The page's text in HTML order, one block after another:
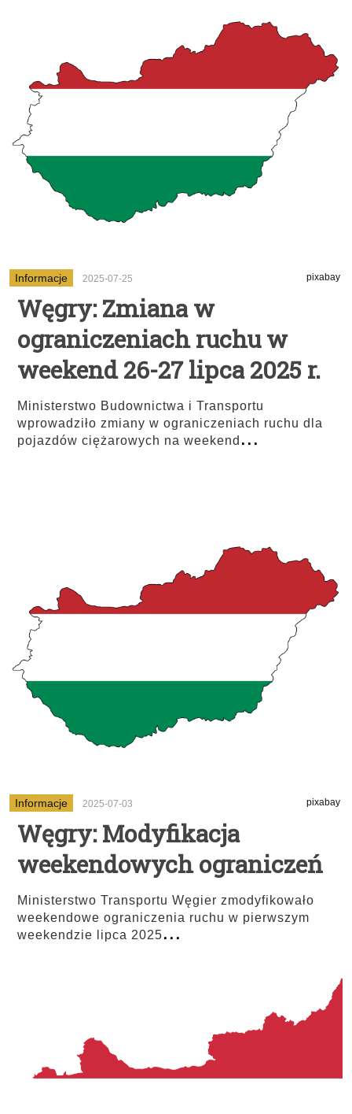
Informacje 2025-07-25 pixabay
Węgry: Zmiana w
ograniczeniach ruchu w
weekend 26-27 lipca 2025 r.
Ministerstwo Budownictwa i Transportu
wprowadziło zmiany w ograniczeniach ruchu dla
pojazdów ciężarowych na weekend...
Informacje 2025-07-03 pixabay
Węgry: Modyfikacja
weekendowych ograniczeń
Ministerstwo Transportu Węgier zmodyfikowało
weekendowe ograniczenia ruchu w pierwszym
weekendzie lipca 2025...